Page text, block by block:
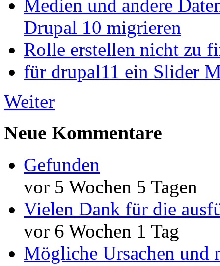
Medien und andere
Drupal 10 migrieren
Rolle erstellen nicht zu
für drupal11 ein Slider
Weiter
Neue Kommentare
Gefunden
vor 5 Wochen 5 Tagen
Vielen Dank für die
vor 6 Wochen 1 Tag
Mögliche Ursachen und